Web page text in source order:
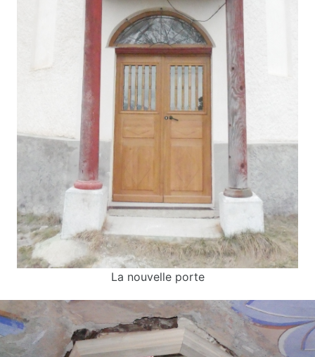
La nouvelle porte